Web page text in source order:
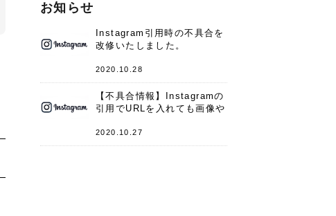
お知らせ
Instagram引用時の不具合を
改修いたしました。
2020.10.28
【不具合情報】Instagramの
引用でURLを入れても画像や
件
2020.10.27